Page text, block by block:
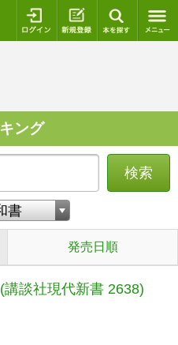
ログイン 新規登録
ング
検索
発売日順
談社現代新書 2638)